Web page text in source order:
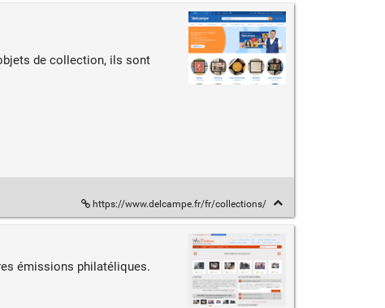
de collection, ils sont
https://www.delcampe.fr/fr/collections/
émissions philatéliques.